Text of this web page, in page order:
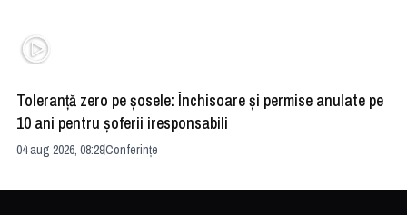
Toleranță zero pe șosele: Închisoare și permise anulate pe
10 ani pentru șoferii iresponsabili
04 aug 2026, 08:29Conferințe